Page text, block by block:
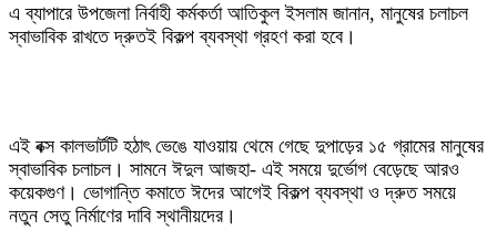
এ ব্যাপারে উপজেলা নির্বাহী কর্মকর্তা আতিকুল ইসলাম জানান, মানুষের চলাচল
স্বাভাবিক রাখতে দ্রুতই বিকল্প ব্যবস্থা গ্রহণ করা হবে।
এই বক্স কালভার্টটি হঠাৎ ভেঙে যাওয়ায় থেমে গেছে দুপাড়ের ১৫ গ্রামের মানুষের
স্বাভাবিক চলাচল। সামনে ঈদুল আজহা- এই সময়ে দুর্ভোগ বেড়েছে আরও
কয়েকগুণ। ভোগান্তি কমাতে ঈদের আগেই বিকল্প ব্যবস্থা ও দ্রুত সময়ে
নতুন সেতু নির্মাণের দাবি স্থানীয়দের।